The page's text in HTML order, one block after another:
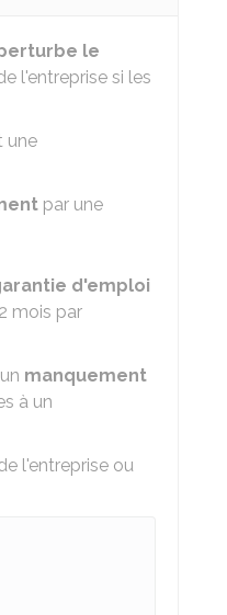
le
l'entreprise si les
une
par une
d'emploi
mois par
manquement
à un
l'entreprise ou